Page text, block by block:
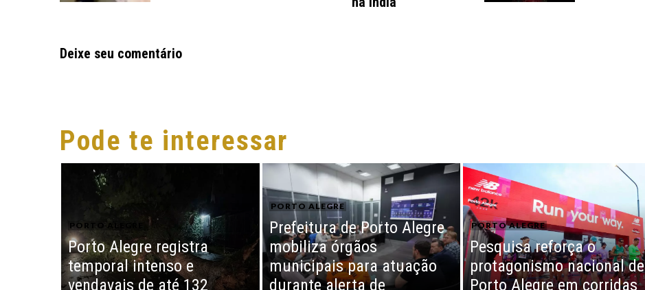
Deixe seu comentário
Pode te interessar
PORTO ALEGRE
Porto Alegre registra
temporal intenso e
vendavais de até 132
PORTO ALEGRE
Prefeitura de Porto Alegre
mobiliza órgãos
municipais para atuação
durante alerta de
PORTO ALEGRE
Pesquisa reforça o
protagonismo nacional de
Porto Alegre em corridas